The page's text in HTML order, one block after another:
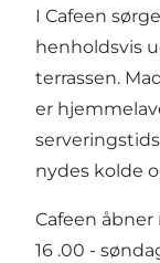
I Cafeen
henholdsvis
terrassen.
er
nydes kolde
Cafeen åbner
16 .00 -